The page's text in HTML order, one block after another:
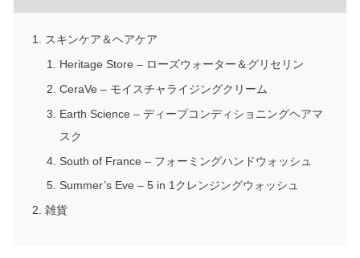
スキンケア＆ヘアケア
Heritage Store – ローズウォーター＆グリセリン
CeraVe – モイスチャライジングクリーム
Earth Science – ディープコンディショニングヘアマ
スク
South of France – フォーミングハンドウォッシュ
Summer’s Eve – 5 in 1クレンジングウォッシュ
雑貨